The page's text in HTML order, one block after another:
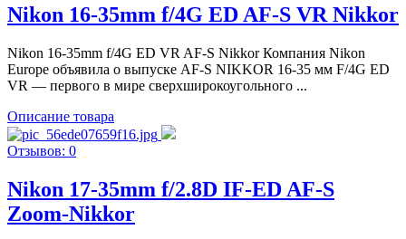
Nikon 16-35mm f/4G ED AF-S VR Nikkor
Nikon 16-35mm f/4G ED VR AF-S Nikkor Компания Nikon
Europe объявила о выпуске AF-S NIKKOR 16-35 мм F/4G ED
VR — первого в мире сверхширокоугольного ...
Описание товара
Отзывов: 0
Nikon 17-35mm f/2.8D IF-ED AF-S
Zoom-Nikkor